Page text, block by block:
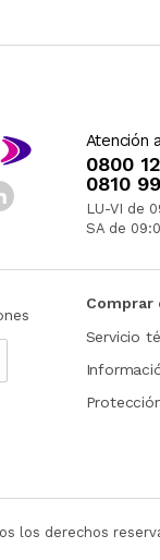
Atención
0800
0810
LU-VI de
SA de
Comprar
Servicio
los derechos